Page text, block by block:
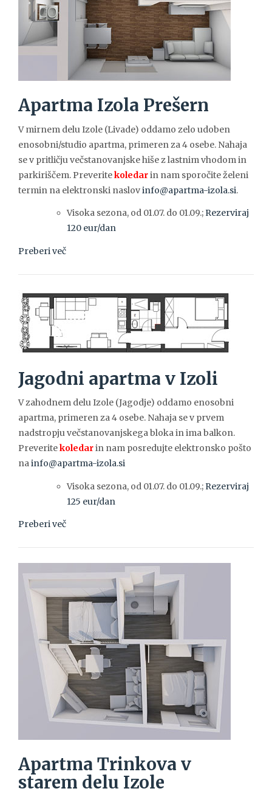
Apartma Izola Prešern
V mirnem delu Izole (Livade) oddamo zelo udoben
enosobni/studio apartma, primeren za 4 osebe. Nahaja
se v pritličju večstanovanjske hiše z lastnim vhodom in
parkiriščem. Preveritekoledarin nam sporočite želeni
termin na elektronski naslovinfo@apartma-izola.si.
Visoka sezona, od 01.07. do 01.09.; Rezerviraj
120 eur/dan
Preberi več
Jagodni apartma v Izoli
V zahodnem delu Izole (Jagodje) oddamo enosobni
apartma, primeren za 4 osebe. Nahaja se v prvem
nadstropju večstanovanjskega bloka in ima balkon.
Preveritekoledarin nam posredujte elektronsko pošto
nainfo@apartma-izola.si
Visoka sezona, od 01.07. do 01.09.; Rezerviraj
125 eur/dan
Preberi več
Apartma Trinkova v
starem delu Izole